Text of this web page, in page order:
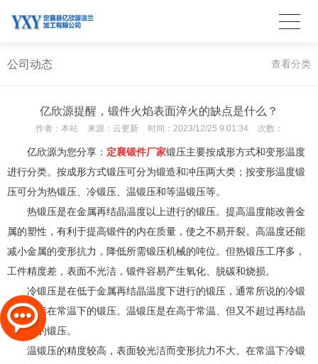
公司动态 查看分类
亿欣源提醒，锻件火焰表面淬火的缺点是什么？
作者： 本站 来源： 云更新 时间： 2023/12/25 9:01:34 次数：
亿欣源为您分享： 定襄锻件厂家锻压主要按成形方式和变形温度
进行分类。按成形方式锻压可分为锻造和冲压两大类；按变形温度锻
压可分为热锻压、冷锻压、温锻压和等温锻压等。
热锻压是在金属再结晶温度以上进行的锻压。提高温度能改善金
属的塑性，有利于提高锻件的内在质量，使之不易开裂。高温度还能
减小金属的变形抗力，降低所需锻压机械的吨位。但热锻压工序多，
工件精度差，表面不光洁，锻件容易产生氧化、脱碳和烧损。
冷锻压是在低于金属再结晶温度下进行的锻压，通常所说的冷锻
压多专指在常温下的锻压。温锻压是在高于常温、但又不超过再结晶
温度下的锻压。
温锻压的精度较高，表面较光洁而变形抗力不大。在常温下冷锻